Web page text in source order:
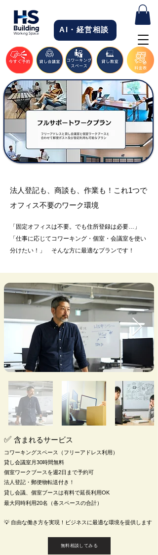
AI・経営相談
法人登記も、商談も、作業も！これ1つで
オフィス不要のワーク環境
「固定オフィスは不要。でも住所登録は必要…」
「仕事に応じてコワーキング・個室・会議室を使い
分けたい！」 そんな方に最適なプランです！
✅ 含まれるサービス
コワーキングスペース（フリーアドレス利用）
貸し会議室月30時間無料
​個室ワークブースを週2日まで予約可
法人登記・郵便物転送付き！
貸し会議、個室ブースは有料で延長利用OK
最大同時利用20名（各スペースの合計）
💡 自由な働き方を実現！ビジネスに最適な環境を提供します
無料相談してみる